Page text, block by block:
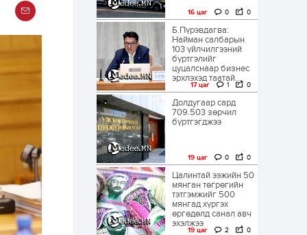
16 цаг 0 0
Б.Пүрэвдагва:
Найман салбарын
103 үйлчилгээний
бүртгэлийг
цуцалснаар бизнес
эрхлэхэд таатай...
17 цаг 1 0
Долдугаар сард
709.503 зөрчил
бүртгэгджээ
19 цаг 0 0
Цалинтай ээжийн 50
мянган төгрөгийн
тэтгэмжийг 500
мянгад хүргэх
өргөдөлд санал авч
эхэлжээ
19 цаг 2 0